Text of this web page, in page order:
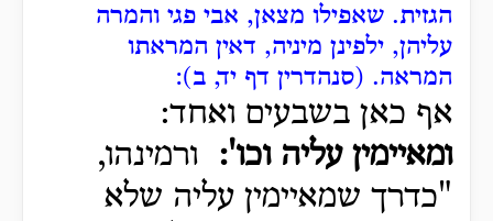
הגזית. שאפילו מצאן, אבי פגי והמרה
עליהן, ילפינן מיניה, דאין המראתו
המראה. (סנהדרין דף יד, ב):
אף כאן בשבעים ואחד:
ומאיימין עליה וכו': ורמינהו,
"כדרך שמאיימין עליה שלא